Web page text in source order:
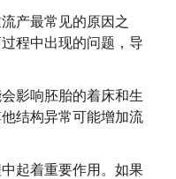
产最常见的原因之
程中出现的问题，导
影响胚胎的着床和生
结构异常可能增加流
起着重要作用。如果